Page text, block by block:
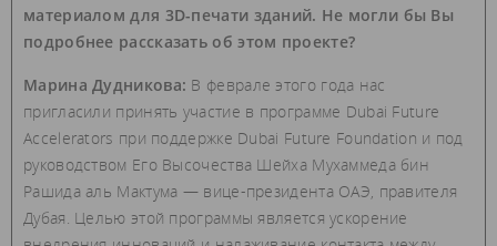
материалом для 3D-печати зданий. Не могли бы Вы
подробнее рассказать об этом проекте?
Марина Дудникова: В феврале этого года нас
пригласили принять участие в программе Dubai Future
Accelerators при поддержке Dubai Future Foundation и под
руководством Его Высочества Шейха Мухаммеда бин
Рашида аль Мактума — вице-президента ОАЭ, правителя
Дубая. Целью этой программы является ускорение